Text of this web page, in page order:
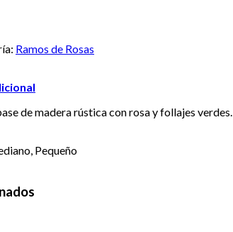
Ramos de Rosas
de madera rústica con rosa y follajes verdes.
Pequeño